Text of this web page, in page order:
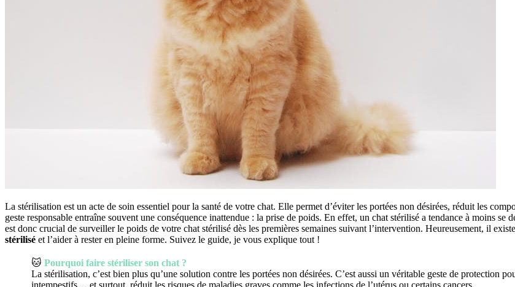
La stérilisation est un acte de soin essentiel pour la santé de votre chat. Elle permet d’éviter les portées non désirées, réduit les
geste responsable entraîne souvent une conséquence inattendue : la prise de poids. En effet, un chat stérilisé a tendance à moins se
est donc crucial de surveiller le poids de votre chat stérilisé dès les premières semaines suivant l’intervention. Heureusement, il
stérilisé et l’aider à rester en pleine forme. Suivez le guide, je vous explique tout !
🐱 Pourquoi faire stériliser son chat ?
La stérilisation, c’est bien plus qu’une solution contre les portées non désirées. C’est aussi un véritable geste de protection
intempestifs… et surtout, réduit les risques de maladies graves comme les infections de l’utérus ou certains cancers.